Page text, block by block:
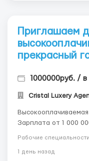
Приглашаем
прекрасный
1000000руб. /
Cristal Luxery
Зарплата от 1 000 000 рублей
Telegram: @ALENACarat • WhatsApp/SMS: 8-992-
ваши вопросы и развеет
Рабочие специальности
1 день назад